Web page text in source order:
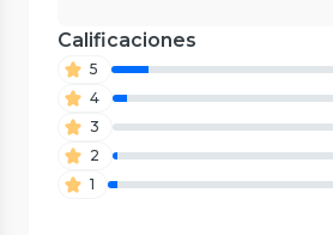
Calificaciones
5
4
3
2
1